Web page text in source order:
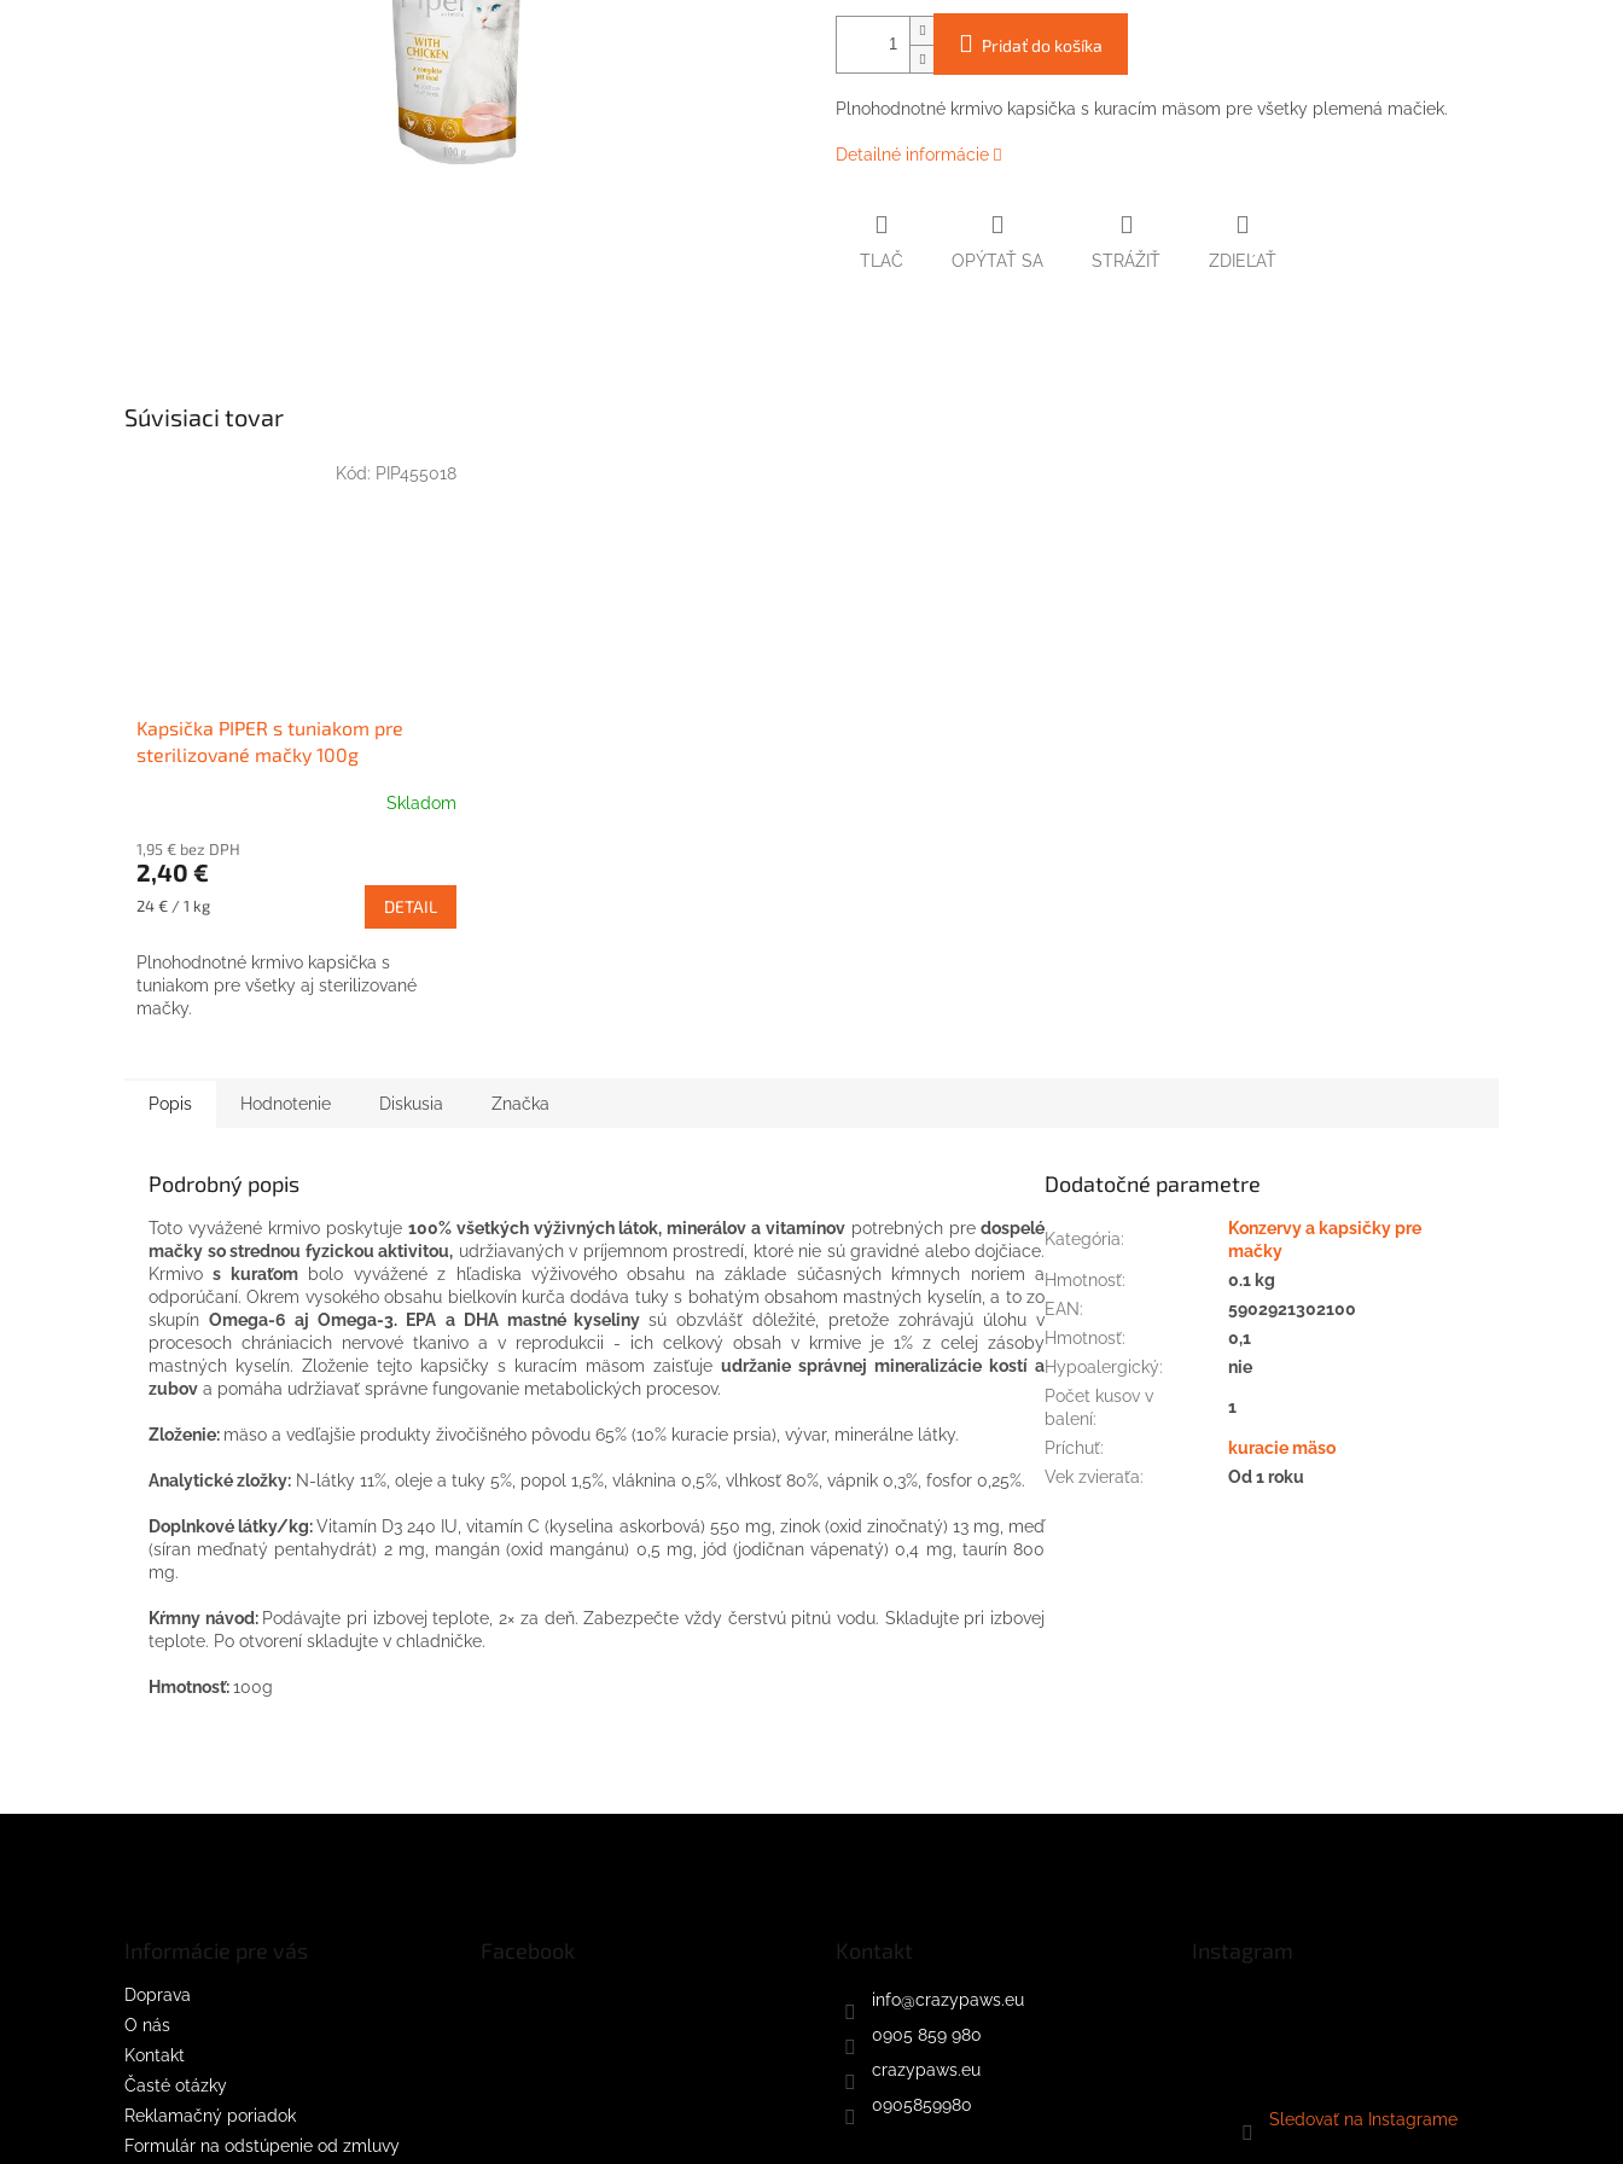
Pridať do košíka
Plnohodnotné krmivo kapsička s kuracím mäsom pre všetky plemená mačiek.
Detailné informácie
TLAČ OPÝTAŤ SA STRÁŽIŤ ZDIEĽAŤ
Súvisiaci tovar
Kapsička PIPER s tuniakom pre
sterilizované mačky 100g
Skladom
1,95 € bez DPH
2,40 €
Jednotková
24 € / 1 kg DETAIL
Plnohodnotné krmivo kapsička s
tuniakom pre všetky aj sterilizované
mačky.
Kód: PIP455018
Popis Hodnotenie Diskusia Značka
Podrobný popis
Toto vyvážené krmivo poskytuje 100% všetkých výživných látok, minerálov a vitamínov potrebných pre dospelé
mačky so strednou fyzickou aktivitou, udržiavaných v príjemnom prostredí, ktoré nie sú gravidné alebo dojčiace.
Krmivos kuraťombolo vyvážené z hľadiska výživového obsahu na základe súčasných kŕmnych noriem a
odporúčaní. Okrem vysokého obsahu bielkovín kurča dodáva tuky s bohatým obsahom mastných kyselín, a to zo
skupín Omega-6 aj Omega-3. EPA a DHA mastné kyselinysú obzvlášť dôležité, pretože zohrávajú úlohu v
procesoch chrániacich nervové tkanivo a v reprodukcii - ich celkový obsah v krmive je 1% z celej zásoby
mastných kyselín. Zloženie tejto kapsičky s kuracím mäsom zaisťujeudržanie správnej mineralizácie kostí a
zubov a pomáha udržiavať správne fungovanie metabolických procesov.
Zloženie: mäso a vedľajšie produkty živočišného pôvodu 65% (10% kuracie prsia), vývar, minerálne látky.
Analytické zložky: N-látky 11%, oleje a tuky 5%, popol 1,5%, vláknina 0,5%, vlhkosť 80%, vápnik 0,3%, fosfor 0,25%.
Doplnkové látky/kg:Vitamín D3 240 IU, vitamín C (kyselina askorbová) 550 mg, zinok (oxid zinočnatý) 13 mg, meď
(síran meďnatý pentahydrát) 2 mg, mangán (oxid mangánu) 0,5 mg, jód (jodičnan vápenatý) 0,4 mg, taurín 800
mg.
Kŕmny návod: Podávajte pri izbovej teplote, 2× za deň. Zabezpečte vždy čerstvú pitnú vodu. Skladujte pri izbovej
teplote. Po otvorení skladujte v chladničke.
Hmotnosť:100g
Dodatočné parametre
Kategória:
Konzervy a kapsičky pre
mačky
Hmotnosť:
0.1 kg
EAN:
5902921302100
Hmotnosť:
0,1
Hypoalergický:
nie
Počet kusov v
balení:
1
Príchuť:
kuracie mäso
Vek zvieraťa: Od 1 roku
Informácie pre vás
Doprava
O nás
Kontakt
Časté otázky
Reklamačný poriadok
Formulár na odstúpenie od zmluvy
Facebook Kontakt
info@crazypaws.eu
0905 859 980
crazypaws.eu
0905859980
Instagram
Sledovať na Instagrame